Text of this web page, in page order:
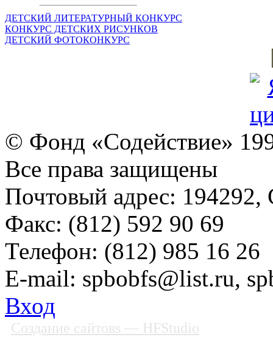
ДЕТСКИЙ ЛИТЕРАТУРНЫЙ КОНКУРС
КОНКУРС ДЕТСКИХ РИСУНКОВ
ДЕТСКИЙ ФОТОКОНКУРС
© Фонд «Содействие»
Все права защищены
Почтовый адрес: 194292,
Факс: (812) 592 90 69
Телефон: (812) 985 16 26
E-mail: spbobfs@list.ru,
Вход
Создание сайтовs — HFStudio